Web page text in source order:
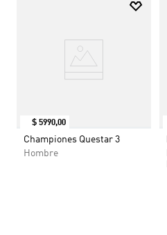
$ 5990,00
Championes Questar 3
Hombre